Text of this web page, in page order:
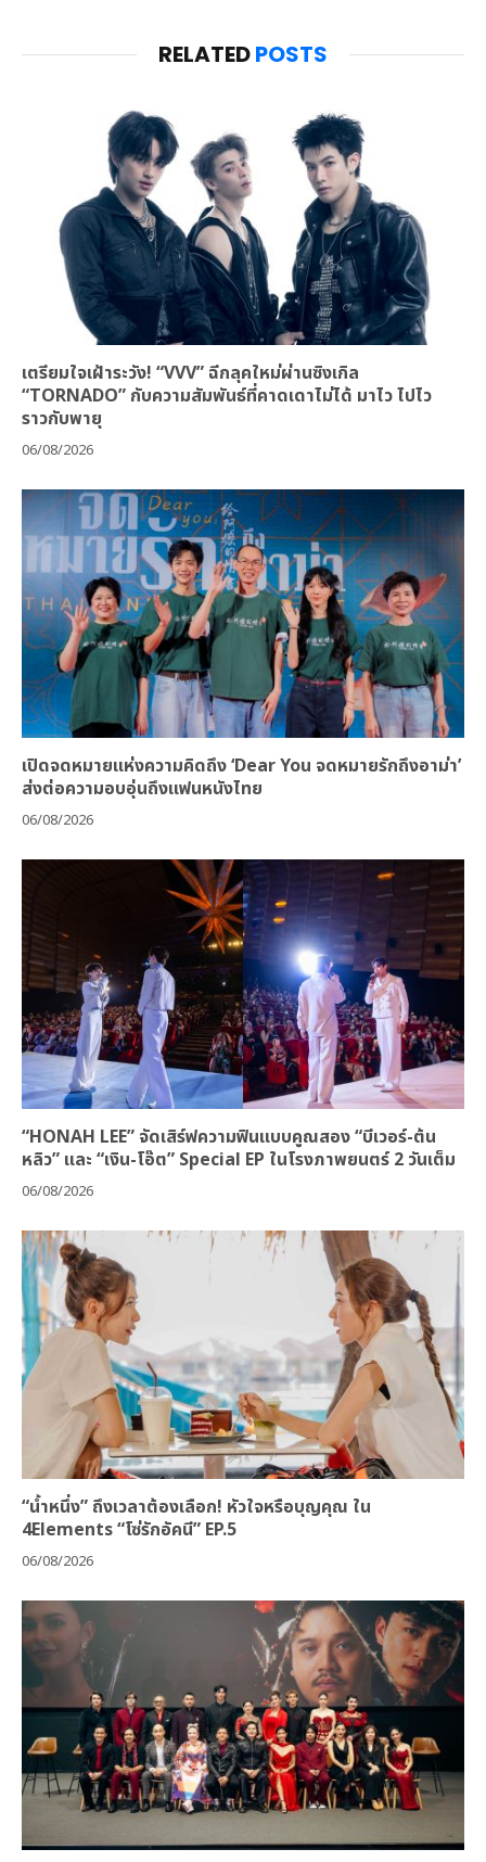
RELATEDPOSTS
เตรียมใจเฝ้าระวัง! “VVV” ฉีกลุคใหม่ผ่านซิงเกิล
“TORNADO” กับความสัมพันธ์ที่คาดเดาไม่ได้ มาไว ไปไว
ราวกับพายุ
06/08/2026
เปิดจดหมายแห่งความคิดถึง ‘Dear You จดหมายรักถึงอาม่า’
ส่งต่อความอบอุ่นถึงแฟนหนังไทย
06/08/2026
“HONAH LEE” จัดเสิร์ฟความฟินแบบคูณสอง “บีเวอร์-ต้น
หลิว” และ “เงิน-โอ๊ต” Special EP ในโรงภาพยนตร์ 2 วันเต็ม
06/08/2026
“น้ำหนึ่ง” ถึงเวลาต้องเลือก! หัวใจหรือบุญคุณ ใน
4Elements “โซ่รักอัคนี” EP.5
06/08/2026